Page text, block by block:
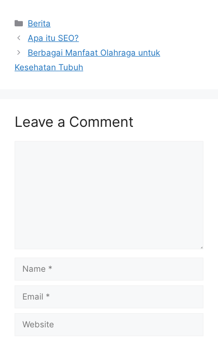
Categories
Berita
Apa itu SEO?
Berbagai Manfaat Olahraga untuk
Kesehatan Tubuh
Leave a Comment